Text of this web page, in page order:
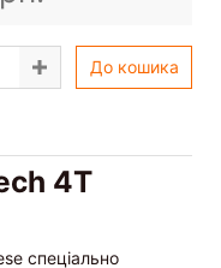
До кошика
4T
спеціально